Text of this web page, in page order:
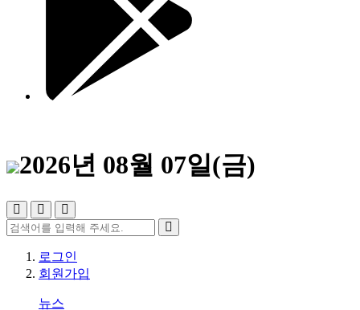
2026년 08월 07일(금)
로그인
회원가입
뉴스